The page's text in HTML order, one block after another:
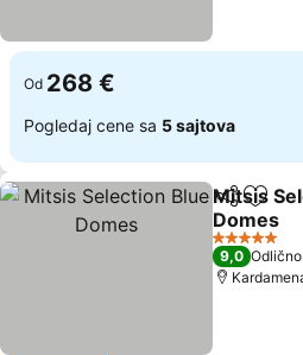
Od 268 €
Pogledaj cene sa 5 sajtova
Deli
Mitsis
Domes
5 Zvezdice
9,0 Odlično